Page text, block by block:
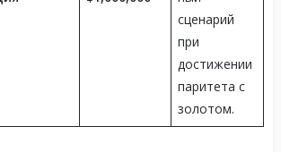
сценарий
при
достижении
паритета с
золотом.